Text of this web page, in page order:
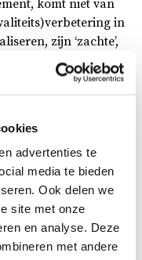
advertenties te
media te bieden
Ook delen we
site met onze
en analyse. Deze
met andere
komt niet van
in
zijn ‘zachte’,
zo belangrijk.
Hoe
aloude
En eerlijk, er
deel van de
maakt als er
hierbij ten goede